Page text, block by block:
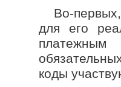
Во-
для его
платежным
коды